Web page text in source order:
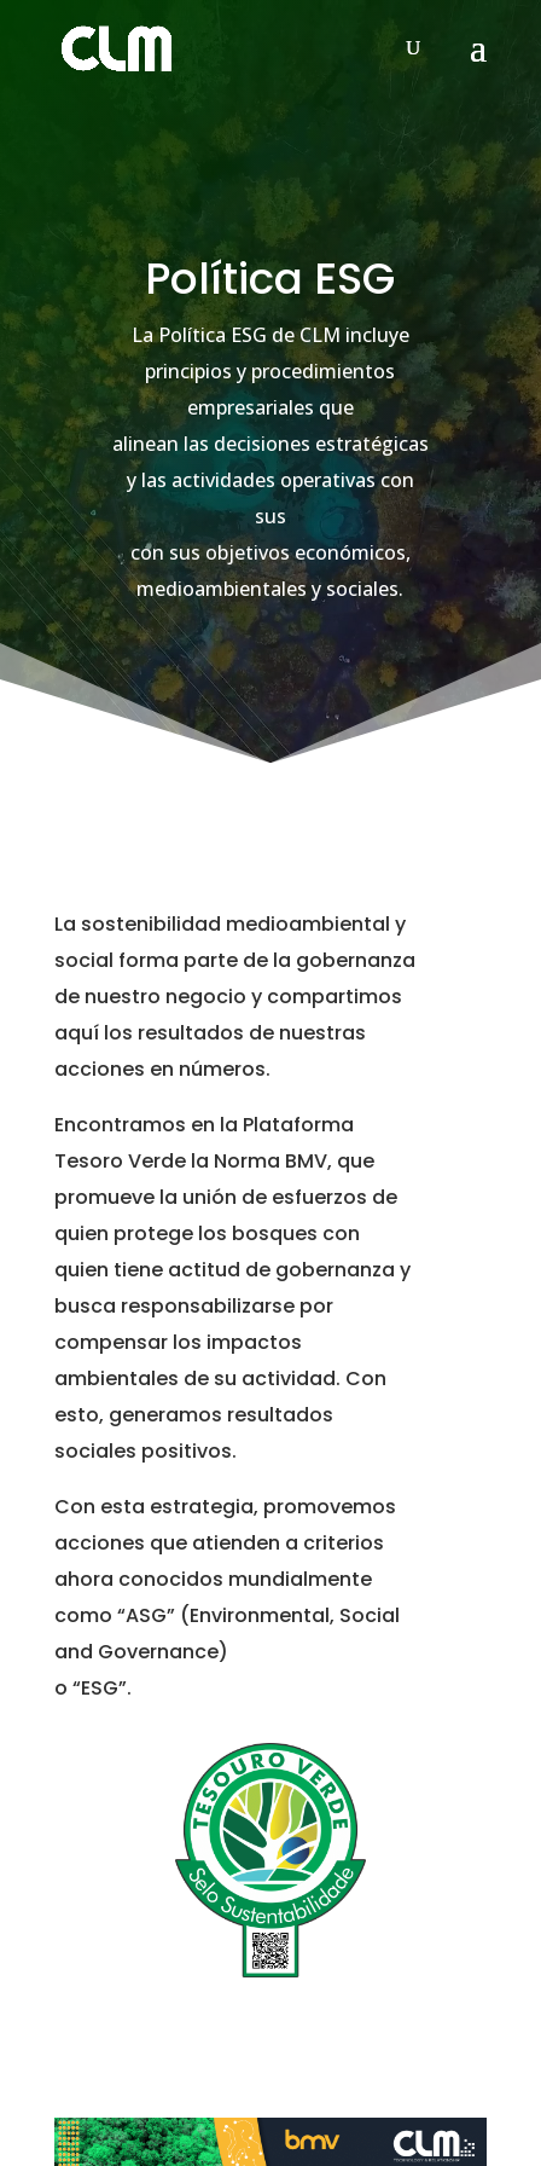
Política ESG
La Política ESG de CLM incluye
principios y procedimientos
empresariales que
alinean las decisiones estratégicas
y las actividades operativas con
sus
con sus objetivos económicos,
medioambientales y sociales.
La sostenibilidad medioambiental y
social forma parte de la gobernanza
de nuestro negocio y compartimos
aquí los resultados de nuestras
acciones en números.
Encontramos en la Plataforma
Tesoro Verde la Norma BMV, que
promueve la unión de esfuerzos de
quien protege los bosques con
quien tiene actitud de gobernanza y
busca responsabilizarse por
compensar los impactos
ambientales de su actividad. Con
esto, generamos resultados
sociales positivos.
Con esta estrategia, promovemos
acciones que atienden a criterios
ahora conocidos mundialmente
como “ASG” (Environmental, Social
and Governance)
o “ESG”.